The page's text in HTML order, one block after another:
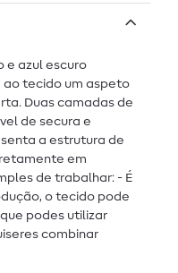
e azul escuro
ao tecido um aspeto
Duas camadas de
de secura e
a estrutura de
em
de trabalhar: - É
o tecido pode
podes utilizar
combinar